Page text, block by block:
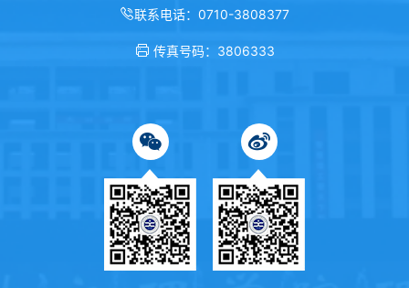
联系电话：0710-3808377
传真号码：3806333